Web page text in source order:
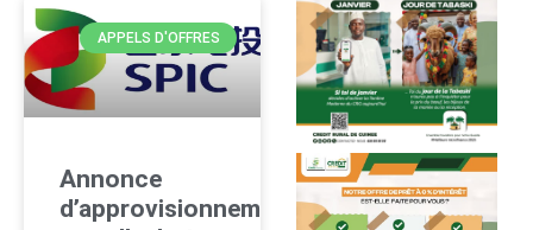
APPELS D'OFFRES
Annonce
d’approvisionnement